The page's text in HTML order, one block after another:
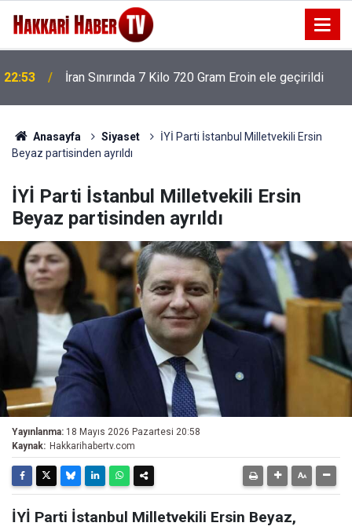
22:53 İran Sınırında 7 Kilo 720 Gram Eroin ele geçirildi
Anasayfa Siyaset
İYİ Parti İstanbul Milletvekili Ersin
Beyaz partisinden ayrıldı
İYİ Parti İstanbul Milletvekili Ersin
Beyaz partisinden ayrıldı
Yayınlanma: 18 Mayıs 2026 Pazartesi 20:58
Kaynak: Hakkarihabertv.com
İYİ Parti İstanbul Milletvekili Ersin Beyaz,